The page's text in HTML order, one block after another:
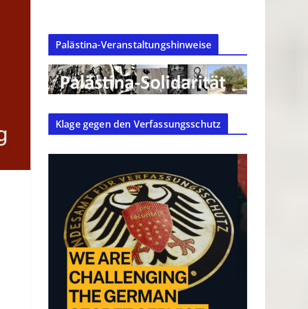
Palästina-Veranstaltungshinweise
Klage gegen den Verfassungsschutz